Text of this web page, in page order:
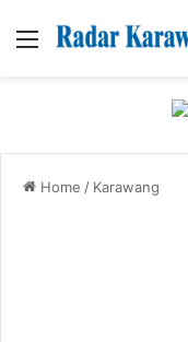
Menu
Home / Karawang